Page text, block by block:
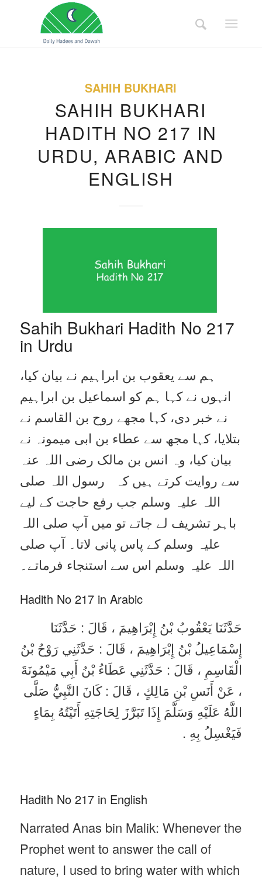
SAHIH BUKHARI
SAHIH BUKHARI
HADITH NO 217 IN
URDU, ARABIC AND
ENGLISH
Sahih Bukhari Hadith No 217
in Urdu
ہم سے یعقوب بن ابراہیم نے بیان کیا،
انہوں نے کہا ہم کو اسماعیل بن ابراہیم
نے خبر دی، کہا مجھے روح بن القاسم نے
بتلایا، کہا مجھ سے عطاء بن ابی میمونہ نے
بیان کیا، وہ انس بن مالک رضی اللہ عنہ
سے روایت کرتے ہیں کہ رسول اللہ صلی
اللہ علیہ وسلم جب رفع حاجت کے لیے
باہر تشریف لے جاتے تو میں آپ صلی اللہ
علیہ وسلم کے پاس پانی لاتا۔ آپ صلی
اللہ علیہ وسلم اس سے استنجاء فرماتے۔
Hadith No 217 in Arabic
حَدَّثَنَا يَعْقُوبُ بْنُ إِبْرَاهِيمَ ، قَالَ : حَدَّثَنَا
إِسْمَاعِيلُ بْنُ إِبْرَاهِيمَ ، قَالَ : حَدَّثَنِي رَوْحُ بْنُ
الْقَاسِمِ ، قَالَ : حَدَّثَنِي عَطَاءُ بْنُ أَبِي مَيْمُونَةَ
، عَنْ أَنَسِ بْنِ مَالِكٍ ، قَالَ : كَانَ النَّبِيُّ صَلَّى
اللَّهُ عَلَيْهِ وَسَلَّمَ إِذَا تَبَرَّزَ لِحَاجَتِهِ أَتَيْتُهُ بِمَاءٍ
فَيَغْسِلُ بِهِ .
Hadith No 217 in English
Narrated Anas bin Malik: Whenever the
Prophet went to answer the call of
nature, I used to bring water with which